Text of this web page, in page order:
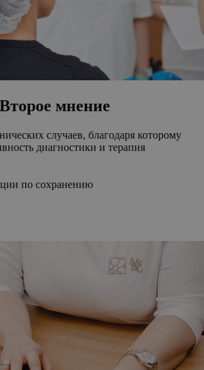
мнение
случаев, благодаря которому
диагностики и терапия
по сохранению